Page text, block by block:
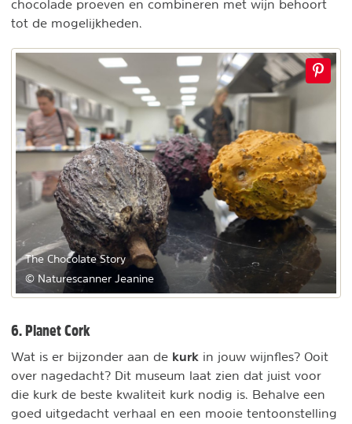
chocolade proeven en combineren met wijn behoort
tot de mogelijkheden.
The Chocolate Story
© Naturescanner Jeanine
6. Planet Cork
Wat is er bijzonder aan de kurk in jouw wijnfles? Ooit
over nagedacht? Dit museum laat zien dat juist voor
die kurk de beste kwaliteit kurk nodig is. Behalve een
goed uitgedacht verhaal en een mooie tentoonstelling